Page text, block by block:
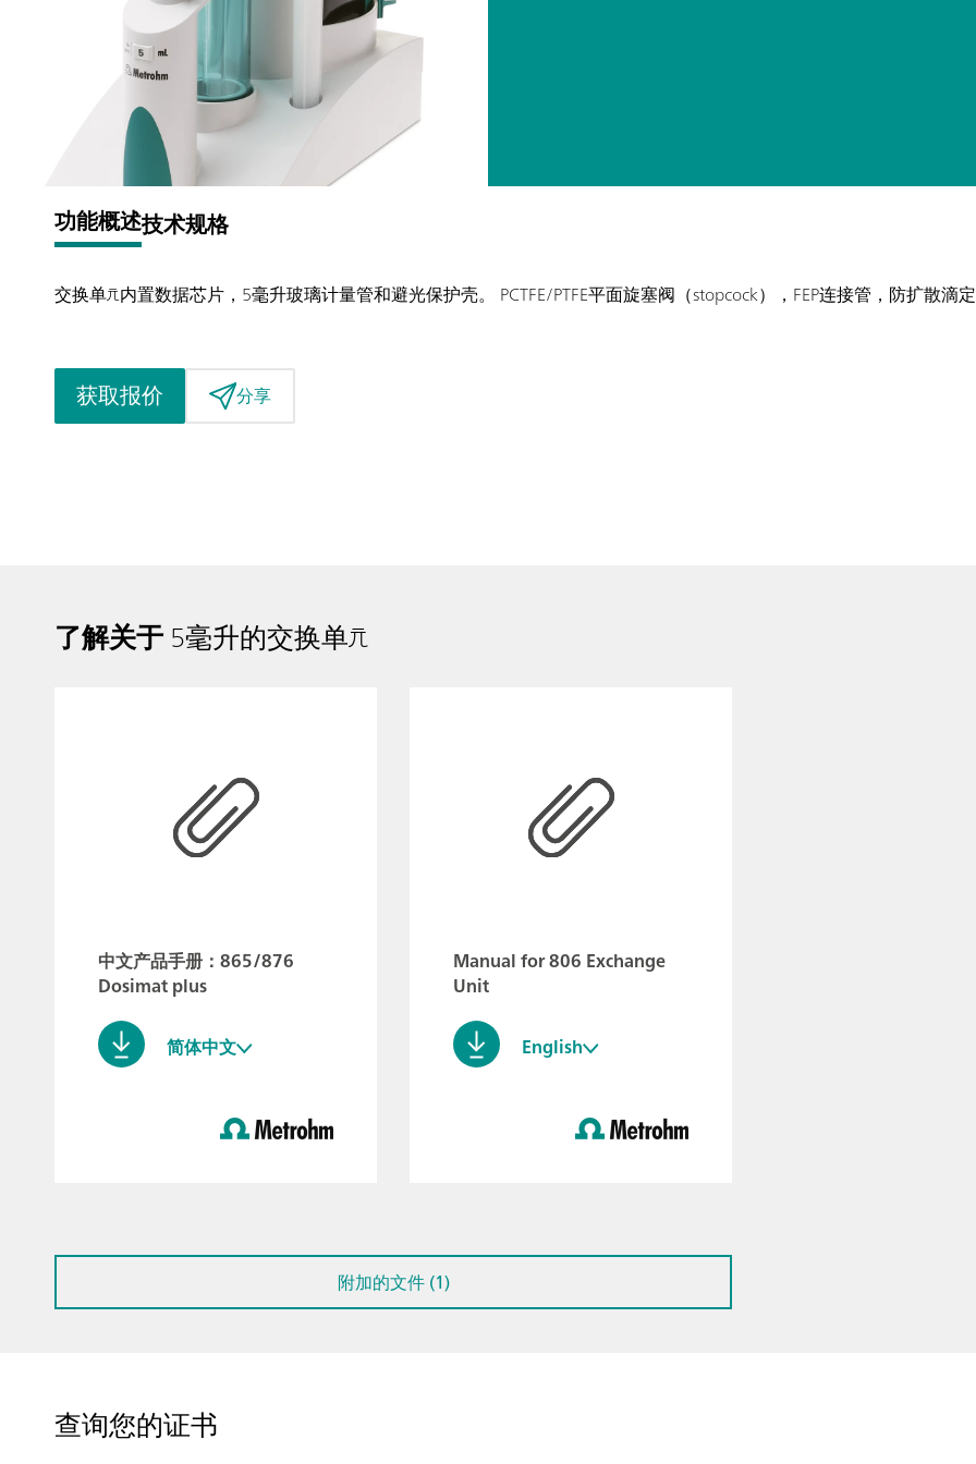
功能概述技术规格
交换单元内置数据芯片，5毫升玻璃计量管和避光保护壳。 PCTFE/PTFE平面旋塞阀（stopcock），FEP连接管，防扩散
获取报价 分享
了解关于5毫升的交换单元
中文产品手册：865/876
Dosimat plus
简体中文
Manual for 806 Exchange
Unit
English
附加的文件 (1)
查询您的证书